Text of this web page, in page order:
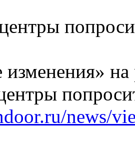
изменения»
news/